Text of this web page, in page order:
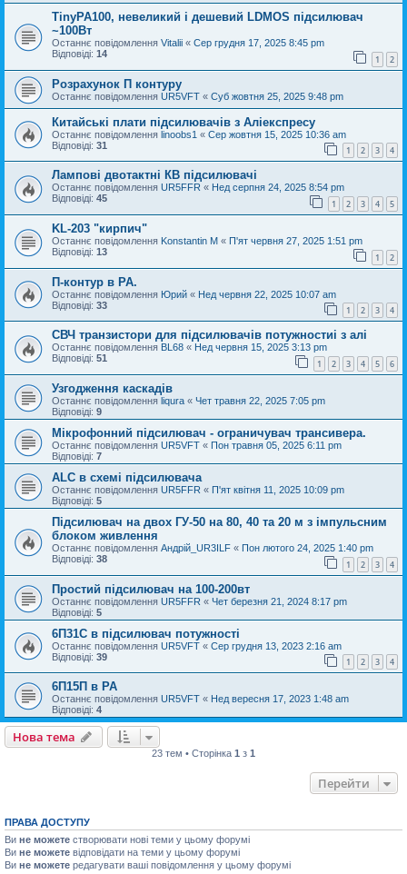
TinyPA100, невеликий і дешевий LDMOS підсилювач
~100Вт
Останнє повідомлення Vitalii « Сер грудня 17, 2025 8:45 pm
Відповіді: 14 1 2
Розрахунок П контуру
Останнє повідомлення UR5VFT « Суб жовтня 25, 2025 9:48 pm
Китайські плати підсилювачів з Аліекспресу
Останнє повідомлення linoobs1 « Сер жовтня 15, 2025 10:36 am
Відповіді: 31 1 2 3 4
Лампові двотактні КВ підсилювачі
Останнє повідомлення UR5FFR « Нед серпня 24, 2025 8:54 pm
Відповіді: 45 1 2 3 4 5
KL-203 "кирпич"
Останнє повідомлення Konstantin M « П'ят червня 27, 2025 1:51 pm
Відповіді: 13 1 2
П-контур в РА.
Останнє повідомлення Юрий « Нед червня 22, 2025 10:07 am
Відповіді: 33 1 2 3 4
СВЧ транзистори для підсилювачів потужностиі з алі
Останнє повідомлення BL68 « Нед червня 15, 2025 3:13 pm
Відповіді: 51 1 2 3 4 5 6
Узгодження каскадів
Останнє повідомлення liqura « Чет травня 22, 2025 7:05 pm
Відповіді: 9
Мікрофонний підсилювач - ограничувач трансивера.
Останнє повідомлення UR5VFT « Пон травня 05, 2025 6:11 pm
Відповіді: 7
ALC в схемі підсилювача
Останнє повідомлення UR5FFR « П'ят квітня 11, 2025 10:09 pm
Відповіді: 5
Підсилювач на двох ГУ-50 на 80, 40 та 20 м з імпульсним
блоком живлення
Останнє повідомлення Андрій_UR3ILF « Пон лютого 24, 2025 1:40 pm
Відповіді: 38 1 2 3 4
Простий підсилювач на 100-200вт
Останнє повідомлення UR5FFR « Чет березня 21, 2024 8:17 pm
Відповіді: 5
6П31С в підсилювач потужності
Останнє повідомлення UR5VFT « Сер грудня 13, 2023 2:16 am
Відповіді: 39 1 2 3 4
6П15П в PA
Останнє повідомлення UR5VFT « Нед вересня 17, 2023 1:48 am
Відповіді: 4
Нова тема
23 тем • Сторінка 1 з 1
Перейти
ПРАВА ДОСТУПУ
Ви не можете створювати нові теми у цьому форумі
Ви не можете відповідати на теми у цьому форумі
Ви не можете редагувати ваші повідомлення у цьому форумі